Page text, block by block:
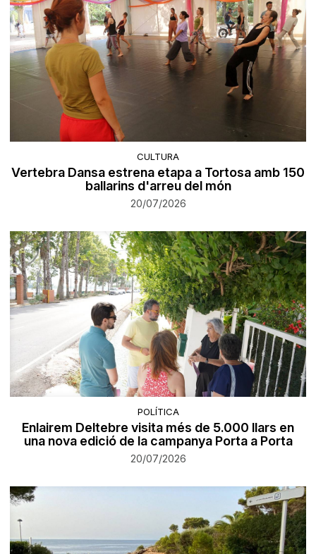
CULTURA
Vertebra Dansa estrena etapa a Tortosa amb 150
ballarins d'arreu del món
20/07/2026
POLÍTICA
Enlairem Deltebre visita més de 5.000 llars en
una nova edició de la campanya Porta a Porta
20/07/2026